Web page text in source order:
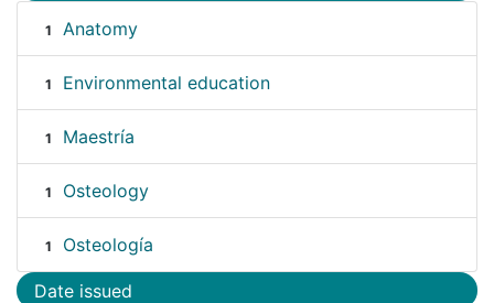
1 Anatomy
1 Environmental education
1 Maestría
1 Osteology
1 Osteología
Date issued